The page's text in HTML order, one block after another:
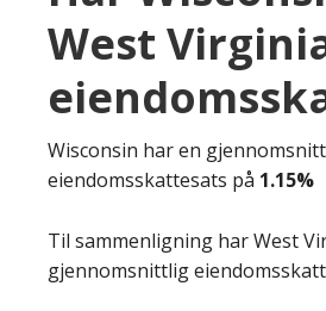
West
Wisconsin har en
eiendomsskattesats på 1.15%
Til sammenligning har West
gjennomsnittlig